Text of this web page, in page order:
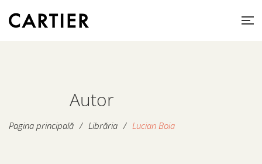
Autor
Pagina principală / Librăria / Lucian Boia